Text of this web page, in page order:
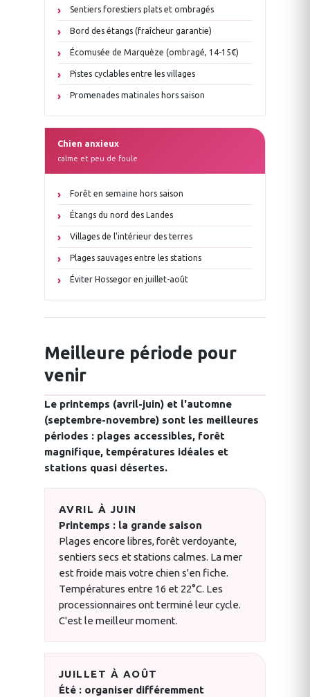
Sentiers forestiers plats et ombragés
Bord des étangs (fraîcheur garantie)
Écomusée de Marquèze (ombragé, 14-15€)
Pistes cyclables entre les villages
Promenades matinales hors saison
Chien anxieux
calme et peu de foule
Forêt en semaine hors saison
Étangs du nord des Landes
Villages de l'intérieur des terres
Plages sauvages entre les stations
Éviter Hossegor en juillet-août
Meilleure période pour
venir
Le printemps (avril-juin) et l'automne
(septembre-novembre) sont les meilleures
périodes : plages accessibles, forêt
magnifique, températures idéales et
stations quasi désertes.
AVRIL À JUIN
Printemps : la grande saison
Plages encore libres, forêt verdoyante,
sentiers secs et stations calmes. La mer
est froide mais votre chien s'en fiche.
Températures entre 16 et 22°C. Les
processionnaires ont terminé leur cycle.
C'est le meilleur moment.
JUILLET À AOÛT
Été : organiser différemment